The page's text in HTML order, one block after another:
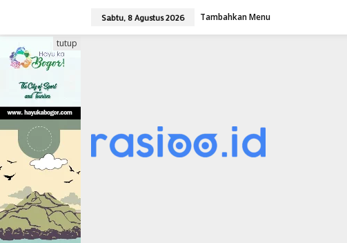
k
o
n
n
Sabtu, 8 Agustus 2026 Tambahkan Menu
tutup